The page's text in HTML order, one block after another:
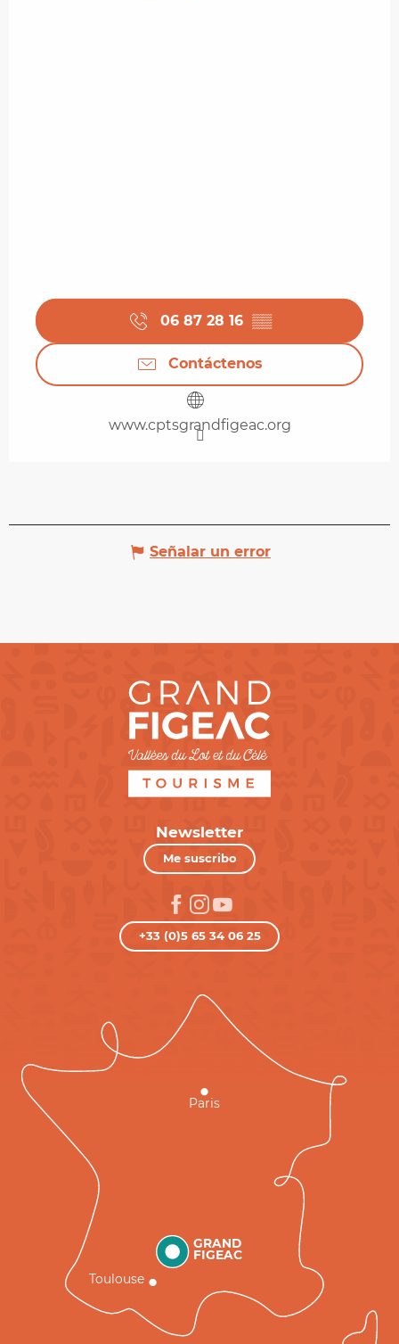
06 87 28 16 ▒▒
Contáctenos
www.cptsgrandfigeac.org
Señalar un error
Newsletter
Me suscribo
+33 (0)5 65 34 06 25
GRAND
FIGEAC
Toulouse
Paris